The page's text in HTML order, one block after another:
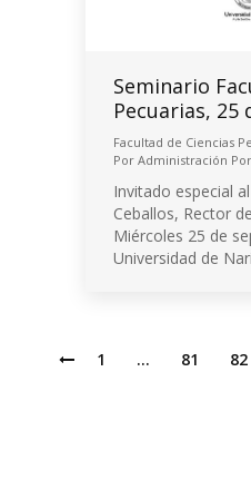
Seminario
Pecuarias,
Facultad de Ciencias
Por Administración
Invitado especial
Ceballos, Rector
Miércoles 25 de
Universidad de
1 … 81 82